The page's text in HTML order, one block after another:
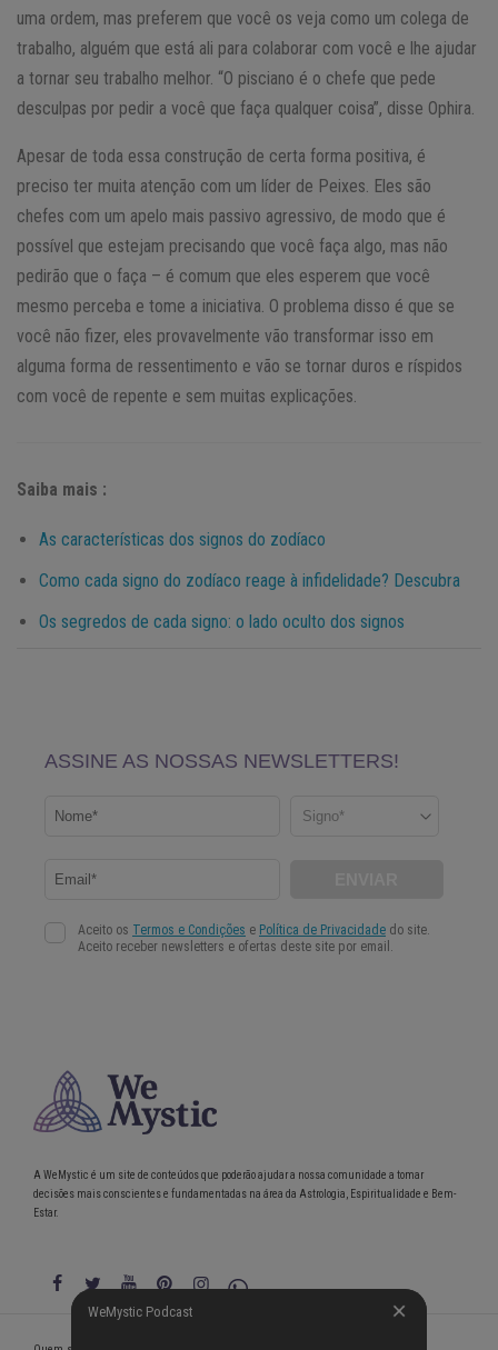
uma ordem, mas preferem que você os veja como um colega de
trabalho, alguém que está ali para colaborar com você e lhe ajudar
a tornar seu trabalho melhor. “O pisciano é o chefe que pede
desculpas por pedir a você que faça qualquer coisa”, disse Ophira.
Apesar de toda essa construção de certa forma positiva, é
preciso ter muita atenção com um líder de Peixes. Eles são
chefes com um apelo mais passivo agressivo, de modo que é
possível que estejam precisando que você faça algo, mas não
pedirão que o faça – é comum que eles esperem que você
mesmo perceba e tome a iniciativa. O problema disso é que se
você não fizer, eles provavelmente vão transformar isso em
alguma forma de ressentimento e vão se tornar duros e ríspidos
com você de repente e sem muitas explicações.
Saiba mais :
As características dos signos do zodíaco
Como cada signo do zodíaco reage à infidelidade? Descubra
Os segredos de cada signo: o lado oculto dos signos
WeMystic Podcast
A WeMystic é um site de conteúdos que poderão ajudar a nossa comunidade a tomar
decisões mais conscientes e fundamentadas na área da Astrologia, Espiritualidade e Bem-
Estar.
WeMystic Podcast